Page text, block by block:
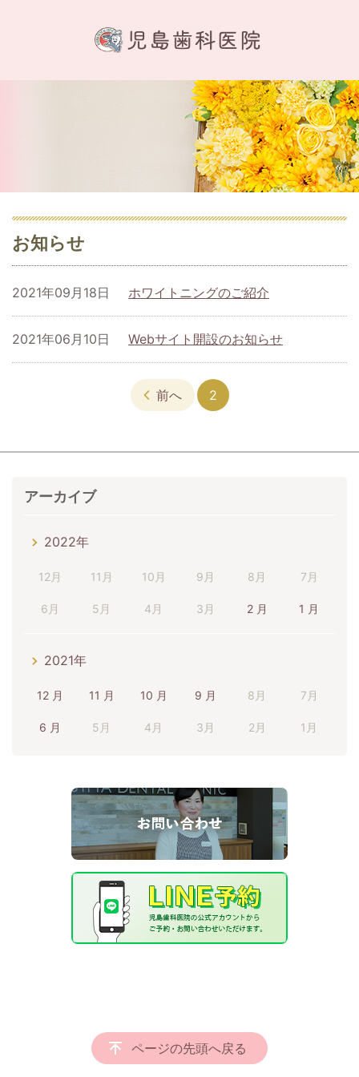
お知らせ
ホワイトニングのご紹介
2021年09月18日
Webサイト開設のお知らせ
2021年06月10日
前へ 2
アーカイブ
2022年
12月 11月 10月 9月 8月 7月
6月 5月 4月 3月 2 月 1 月
2021年
12 月 11 月 10 月 9 月 8月 7月
6 月 5月 4月 3月 2月 1月
ページの先頭へ戻る